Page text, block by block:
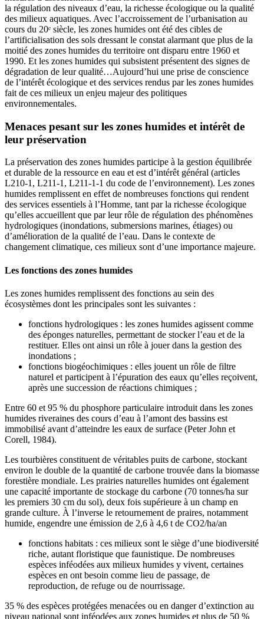
la régulation des niveaux d’eau, la richesse écologique ou la qualité
des milieux aquatiques. Avec l’accroissement de l’urbanisation au
cours du 20ᵉ siècle, les zones humides ont été des cibles de
l’artificialisation des sols dressant le constat alarmant que plus de la
moitié des zones humides du territoire ont disparu entre 1960 et
1990. Et les zones humides qui subsistent présentent des signes de
dégradation de leur qualité…Aujourd’hui une prise de conscience
de l’intérêt écologique et des services rendus par les zones humides
fait de ces milieux un enjeu majeur des politiques
environnementales.
Menaces pesant sur les zones humides et intérêt de
leur préservation
La préservation des zones humides participe à la gestion équilibrée
et durable de la ressource en eau et est d’intérêt général (articles
L210-1, L211-1, L211-1-1 du code de l’environnement). Les zones
humides remplissent en effet de nombreuses fonctions qui rendent
des services essentiels à l’Homme, tant par la richesse écologique
qu’elles accueillent que par leur rôle de régulation des phénomènes
hydrologiques (inondations, submersions marines, étiages) ou
d’amélioration de la qualité de l’eau. Dans le contexte de
changement climatique, ces milieux sont d’une importance majeure.
Les fonctions des zones humides
Les zones humides remplissent des fonctions au sein des
écosystèmes dont les principales sont les suivantes :
fonctions hydrologiques : les zones humides agissent comme
des éponges naturelles, permettant de stocker l’eau et de la
restituer. Elles ont ainsi un rôle à jouer dans la gestion des
inondations ;
fonctions biogéochimiques : elles jouent un rôle de filtre
naturel et participent à l’épuration des eaux qu’elles reçoivent,
après une succession de réactions chimiques ;
Entre 60 et 95 % du phosphore particulaire introduit dans les zones
humides riveraines des cours d’eau à l’amont des bassins est
immobilisé avant d’atteindre les eaux de surface (Peter John et
Corell, 1984).
Les tourbières constituent de véritables puits de carbone, stockant
environ le double de la quantité de carbone trouvée dans la biomasse
forestière mondiale. Les prairies naturelles humides ont également
une capacité importante de stockage du carbone (70 tonnes/ha sur
les premiers 30 cm du sol), deux fois supérieure à un champ en
grande culture. À l’inverse le retournement de praires, notamment
humide, engendre une émission de 2,6 à 4,6 t de CO2/ha/an
fonctions habitats : ces milieux sont le siège d’une biodiversité
riche, autant floristique que faunistique. De nombreuses
espèces inféodées aux milieux humides y vivent, certaines
espèces en ont besoin comme lieu de passage, de
reproduction, de refuge ou de nourrissage.
35 % des espèces protégées menacées ou en danger d’extinction au
niveau national sont inféodées aux zones humides et plus de 50 %